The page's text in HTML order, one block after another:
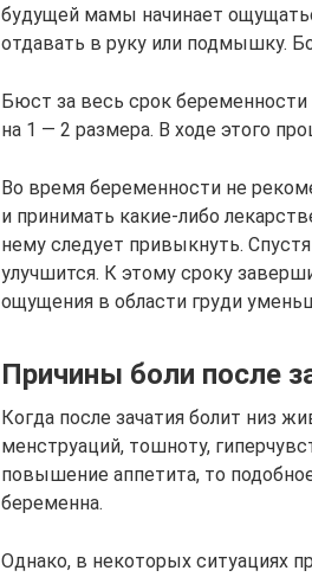
будущей мамы начинает
отдавать в руку или подмышку.
Бюст за весь срок
на 1 — 2 размера. В ходе этого
Во время беременности не
и принимать какие-либо
нему следует привыкнуть.
улучшится. К этому сроку
ощущения в области груди
Причины боли после
Когда после зачатия болит низ
менструаций, тошноту,
повышение аппетита, то
беременна.
Однако, в некоторых ситуациях